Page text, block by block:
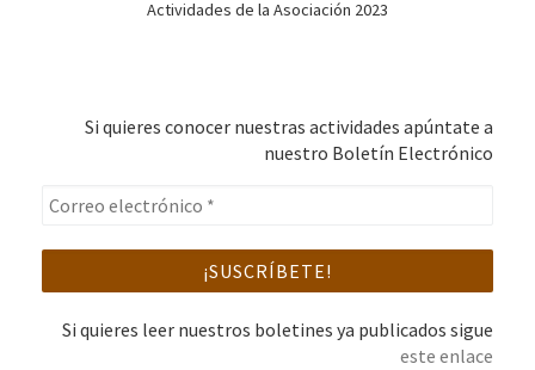
Actividades de la Asociación 2023
Si quieres conocer nuestras actividades apúntate a
nuestro Boletín Electrónico
Si quieres leer nuestros boletines ya publicados sigue
este enlace